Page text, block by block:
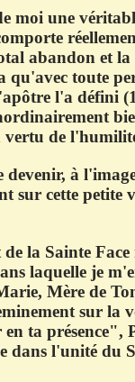
moi une
abandon et
toute
l'a défini
de
devenir, à
sur cette petite
la Sainte
laquelle je
Mère de
sur la
ta présence",
l'unité du